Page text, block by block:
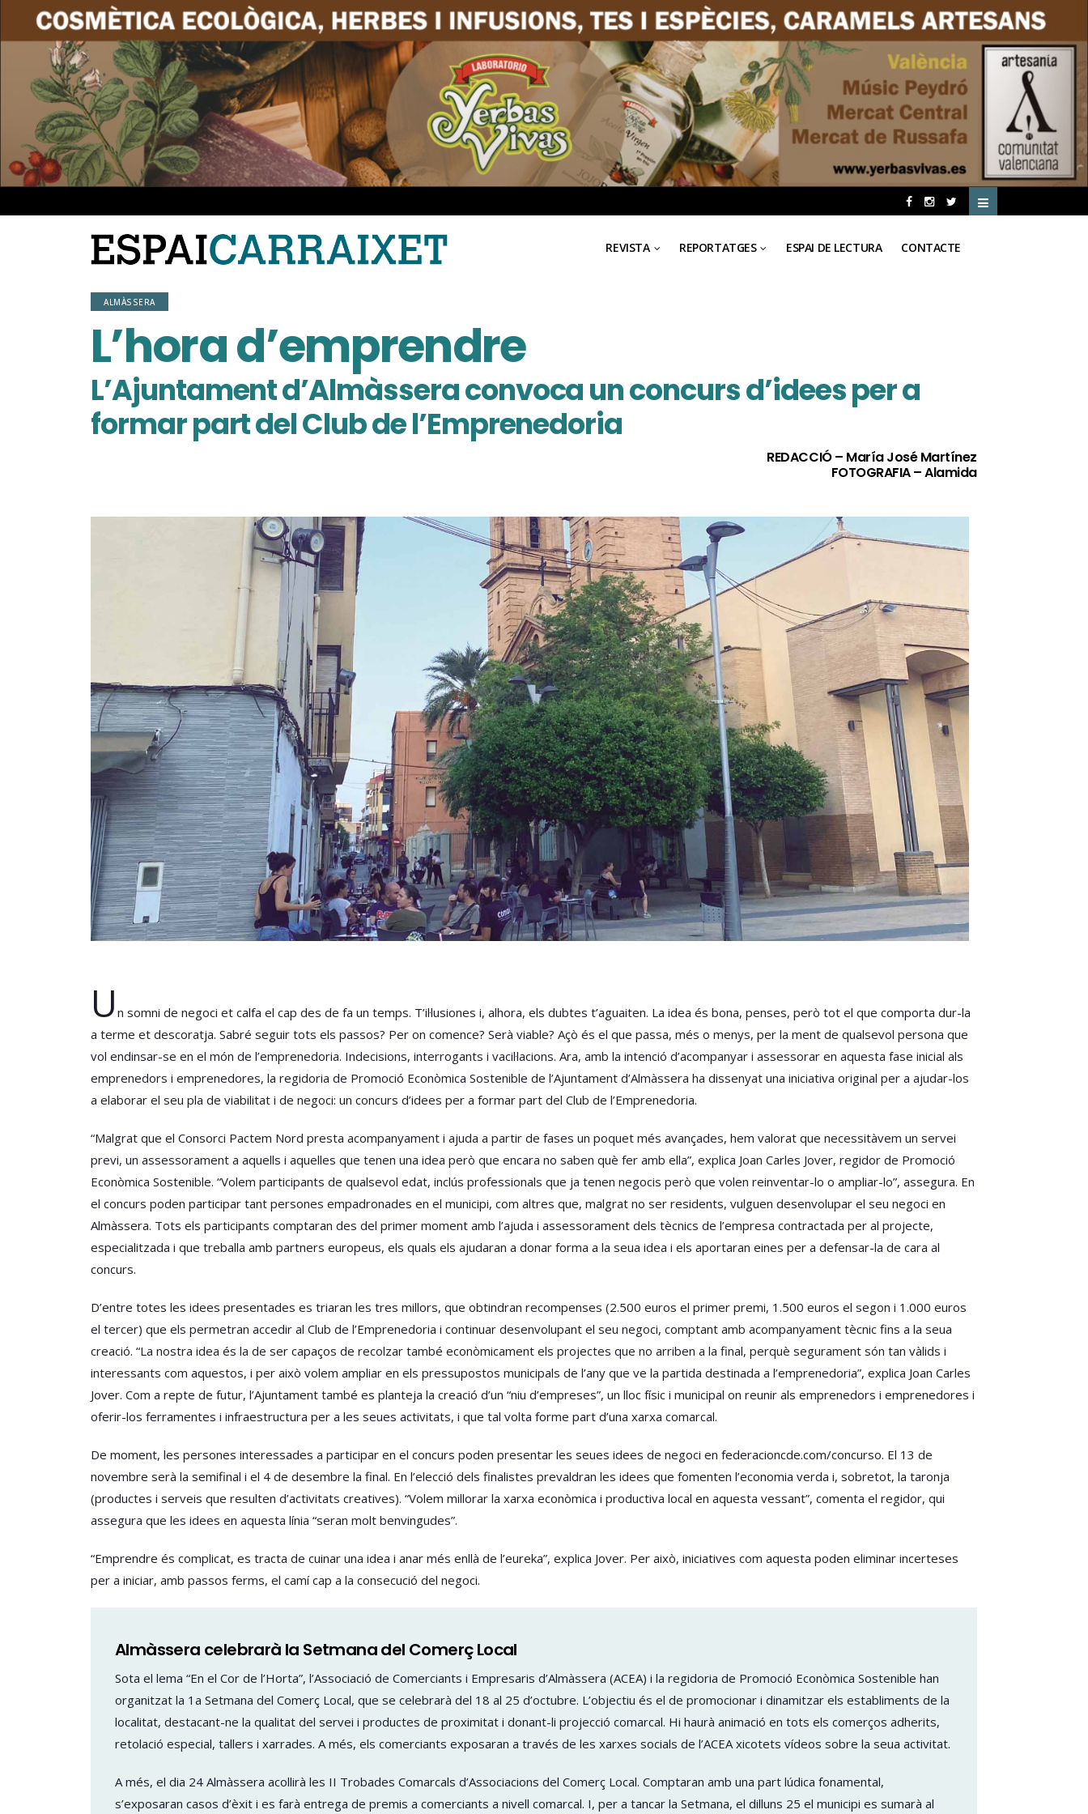
REVISTA REPORTATGES ESPAI DE LECTURA CONTACTE
ALMÀSSERA
L’hora d’emprendre
L’Ajuntament d’Almàssera convoca un concurs d’idees per a
formar part del Club de l’Emprenedoria
REDACCIÓ – María José Martínez
FOTOGRAFIA – Alamida
U n somni de negoci et calfa el cap des de fa un temps. T’il·lusiones i, alhora, els dubtes t’aguaiten. La idea és bona, penses, però tot el que comporta dur-la
a terme et descoratja. Sabré seguir tots els passos? Per on comence? Serà viable? Açò és el que passa, més o menys, per la ment de qualsevol persona que
vol endinsar-se en el món de l’emprenedoria. Indecisions, interrogants i vacil·lacions. Ara, amb la intenció d’acompanyar i assessorar en aquesta fase inicial als
emprenedors i emprenedores, la regidoria de Promoció Econòmica Sostenible de l’Ajuntament d’Almàssera ha dissenyat una iniciativa original per a ajudar-los
a elaborar el seu pla de viabilitat i de negoci: un concurs d’idees per a formar part del Club de l’Emprenedoria.
“Malgrat que el Consorci Pactem Nord presta acompanyament i ajuda a partir de fases un poquet més avançades, hem valorat que necessitàvem un servei
previ, un assessorament a aquells i aquelles que tenen una idea però que encara no saben què fer amb ella”, explica Joan Carles Jover, regidor de Promoció
Econòmica Sostenible. “Volem participants de qualsevol edat, inclús professionals que ja tenen negocis però que volen reinventar-lo o ampliar-lo”, assegura. En
el concurs poden participar tant persones empadronades en el municipi, com altres que, malgrat no ser residents, vulguen desenvolupar el seu negoci en
Almàssera. Tots els participants comptaran des del primer moment amb l’ajuda i assessorament dels tècnics de l’empresa contractada per al projecte,
especialitzada i que treballa amb partners europeus, els quals els ajudaran a donar forma a la seua idea i els aportaran eines per a defensar-la de cara al
concurs.
D’entre totes les idees presentades es triaran les tres millors, que obtindran recompenses (2.500 euros el primer premi, 1.500 euros el segon i 1.000 euros
el tercer) que els permetran accedir al Club de l’Emprenedoria i continuar desenvolupant el seu negoci, comptant amb acompanyament tècnic fins a la seua
creació. “La nostra idea és la de ser capaços de recolzar també econòmicament els projectes que no arriben a la final, perquè segurament són tan vàlids i
interessants com aquestos, i per això volem ampliar en els pressupostos municipals de l’any que ve la partida destinada a l’emprenedoria”, explica Joan Carles
Jover. Com a repte de futur, l’Ajuntament també es planteja la creació d’un “niu d’empreses”, un lloc físic i municipal on reunir als emprenedors i emprenedores i
oferir-los ferramentes i infraestructura per a les seues activitats, i que tal volta forme part d’una xarxa comarcal.
De moment, les persones interessades a participar en el concurs poden presentar les seues idees de negoci en federacioncde.com/concurso. El 13 de
novembre serà la semifinal i el 4 de desembre la final. En l’elecció dels finalistes prevaldran les idees que fomenten l’economia verda i, sobretot, la taronja
(productes i serveis que resulten d’activitats creatives). “Volem millorar la xarxa econòmica i productiva local en aquesta vessant”, comenta el regidor, qui
assegura que les idees en aquesta línia “seran molt benvingudes”.
“Emprendre és complicat, es tracta de cuinar una idea i anar més enllà de l’eureka”, explica Jover. Per això, iniciatives com aquesta poden eliminar incerteses
per a iniciar, amb passos ferms, el camí cap a la consecució del negoci.
Almàssera celebrarà la Setmana del Comerç Local
Sota el lema “En el Cor de l’Horta”, l’Associació de Comerciants i Empresaris d’Almàssera (ACEA) i la regidoria de Promoció Econòmica Sostenible han
organitzat la 1a Setmana del Comerç Local, que se celebrarà del 18 al 25 d’octubre. L’objectiu és el de promocionar i dinamitzar els establiments de la
localitat, destacant-ne la qualitat del servei i productes de proximitat i donant-li projecció comarcal. Hi haurà animació en tots els comerços adherits,
retolació especial, tallers i xarrades. A més, els comerciants exposaran a través de les xarxes socials de l’ACEA xicotets vídeos sobre la seua activitat.
A més, el dia 24 Almàssera acollirà les II Trobades Comarcals d’Associacions del Comerç Local. Comptaran amb una part lúdica fonamental,
s’exposaran casos d’èxit i es farà entrega de premis a comerciants a nivell comarcal. I, per a tancar la Setmana, el dilluns 25 el municipi es sumarà al